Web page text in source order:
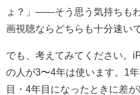
ょ？」——そう思う気持ちも
画視聴ならどちらも十分速いで
でも、考えてみてください。
の人が3〜4年は使います。1
目・4年目になったときに差